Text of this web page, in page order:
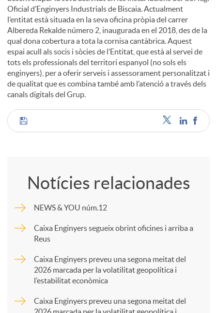
Oficial d’Enginyers Industrials de Biscaia. Actualment
l’entitat està situada en la seva oficina pròpia del carrer
Albereda Rekalde número 2, inaugurada en el 2018, des de la
qual dona cobertura a tota la cornisa cantàbrica. Aquest
espai acull als socis i sòcies de l’Entitat, que està al servei de
tots els professionals del territori espanyol (no sols els
enginyers), per a oferir serveis i assessorament personalitzat i
de qualitat que es combina també amb l’atenció a través dels
canals digitals del Grup.
C
m
p
a
Notícies relacionades
NEWS & YOU núm.12
Caixa Enginyers segueix obrint oficines i arriba a
Reus
Caixa Enginyers preveu una segona meitat del
2026 marcada per la volatilitat geopolítica i
l’estabilitat econòmica
Caixa Enginyers preveu una segona meitat del